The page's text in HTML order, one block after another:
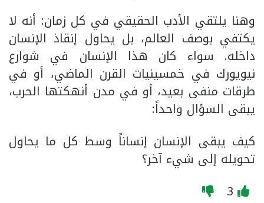
وهنا يلتقي الأدب الحقيقي في كل زمان: أنه لا
يكتفي بوصف العالم، بل يحاول إنقاذ الإنسان
داخله. سواء كان هذا الإنسان في شوارع
نيويورك في خمسينيات القرن الماضي، أو في
طرقات منفى بعيد، أو في مدن أنهكتها الحرب،
يبقى السؤال واحداً:
كيف يبقى الإنسان إنساناً وسط كل ما يحاول
تحويله إلى شيء آخر؟
3